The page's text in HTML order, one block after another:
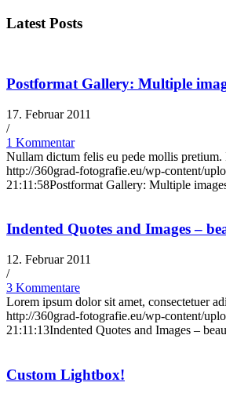
Latest Posts
Postformat Gallery: Multiple
17. Februar 2011
/
1 Kommentar
Nullam dictum felis eu pede mollis
http://360grad-fotografie.eu/wp-content/
21:11:58Postformat Gallery: Multiple
Indented Quotes and Images –
12. Februar 2011
/
3 Kommentare
Lorem ipsum dolor sit amet, consectetuer
http://360grad-fotografie.eu/wp-content/
21:11:13Indented Quotes and Images –
Custom Lightbox!